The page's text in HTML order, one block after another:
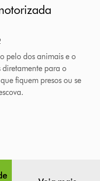
pelo dos animais e o
para o
fiquem presos ou se